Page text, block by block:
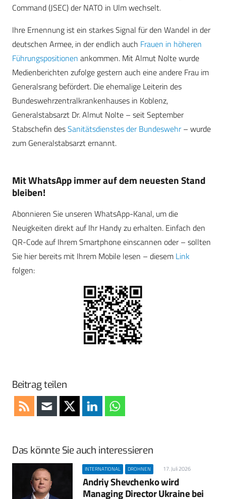
Command (JSEC) der NATO in Ulm wechselt.
Ihre Ernennung ist ein starkes Signal für den Wandel in der
deutschen Armee, in der endlich auch Frauen in höheren
Führungspositionen ankommen. Mit Almut Nolte wurde
Medienberichten zufolge gestern auch eine andere Frau im
Generalsrang befördert. Die ehemalige Leiterin des
Bundeswehrzentralkrankenhauses in Koblenz,
Generalstabsarzt Dr. Almut Nolte – seit September
Stabschefin desSanitätsdienstes der Bundeswehr– wurde
zum Generalstabsarzt ernannt.
Mit WhatsApp immer auf dem neuesten Stand
bleiben!
Abonnieren Sie unseren WhatsApp-Kanal, um die
Neuigkeiten direkt auf Ihr Handy zu erhalten. Einfach den
QR-Code auf Ihrem Smartphone einscannen oder – sollten
Sie hier bereits mit Ihrem Mobile lesen – diesem Link
folgen:
Beitrag teilen
Das könnte Sie auch interessieren
INTERNATIONAL DROHNEN 17. Juli 2026
Andriy Shevchenko wird
Managing Director Ukraine bei